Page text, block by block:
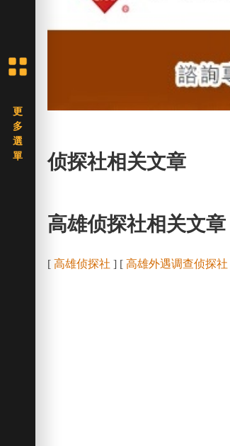
侦探社相关文章
高雄侦探社相关文章
[高雄侦探社 ] [高雄外遇调查侦探社